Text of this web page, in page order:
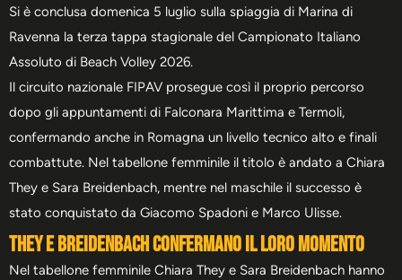
Si è conclusa domenica 5 luglio sulla spiaggia di Marina di
Ravenna la terza tappa stagionale del Campionato Italiano
Assoluto di Beach Volley 2026.
Il circuito nazionale FIPAV prosegue così il proprio percorso
dopo gli appuntamenti di Falconara Marittima e Termoli,
confermando anche in Romagna un livello tecnico alto e finali
combattute. Nel tabellone femminile il titolo è andato a Chiara
They e Sara Breidenbach, mentre nel maschile il successo è
stato conquistato da Giacomo Spadoni e Marco Ulisse.
They e Breidenbach confermano il loro momento
Nel tabellone femminile Chiara They e Sara Breidenbach hanno